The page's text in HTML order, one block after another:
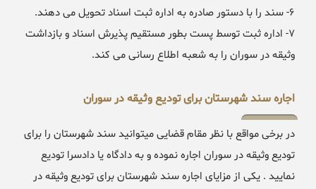
۶- سند را با دستور صادره به اداره ثبت اسناد تحویل می دهند.
۷- اداره ثبت توسط پست بطور مستقیم پذیرش اسناد و بازداشت
وثیقه در سوران را به شعبه اطلاع رسانی می کند.
اجاره سند شهرستان برای تودیع وثیقه در سوران
در برخی مواقع با نظر مقام قضایی میتوانید سند شهرستان را برای
تودیع وثیقه در سوران اجاره نموده و به دادگاه یا دادسرا تودیع
نمایید . یکی از مزایای اجاره سند شهرستان برای تودیع وثیقه در